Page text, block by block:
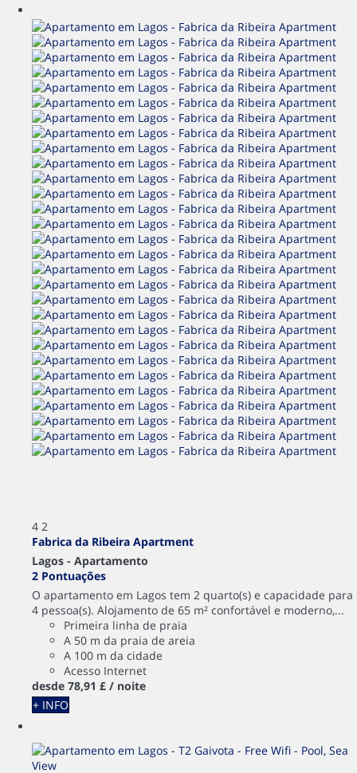
4 2
Fabrica da Ribeira Apartment
Lagos - Apartamento
2 Pontuações
O apartamento em Lagos tem 2 quarto(s) e capacidade para
4 pessoa(s). Alojamento de 65 m² confortável e moderno,...
Primeira linha de praia
A 50 m da praia de areia
A 100 m da cidade
Acesso Internet
desde 78,91 £ / noite
+ INFO